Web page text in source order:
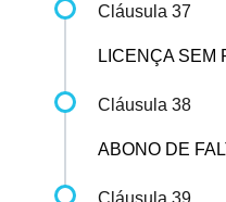
Cláusula 37
LICENÇA SEM
Cláusula 38
ABONO DE